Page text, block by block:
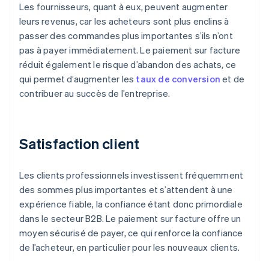
Les fournisseurs, quant à eux, peuvent augmenter
leurs revenus, car les acheteurs sont plus enclins à
passer des commandes plus importantes s’ils n’ont
pas à payer immédiatement. Le paiement sur facture
réduit également le risque d’abandon des achats, ce
qui permet d’augmenter les taux de conversion et de
contribuer au succès de l’entreprise.
Satisfaction client
Les clients professionnels investissent fréquemment
des sommes plus importantes et s’attendent à une
expérience fiable, la confiance étant donc primordiale
dans le secteur B2B. Le paiement sur facture offre un
moyen sécurisé de payer, ce qui renforce la confiance
de l’acheteur, en particulier pour les nouveaux clients.